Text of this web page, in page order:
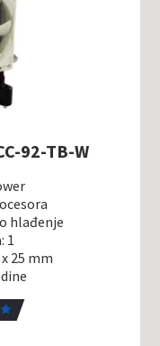
92-TB-W
hlađenje
1
25 mm